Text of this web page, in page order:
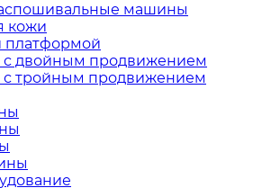
машины
кожи
платформой
двойным продвижением
тройным продвижением